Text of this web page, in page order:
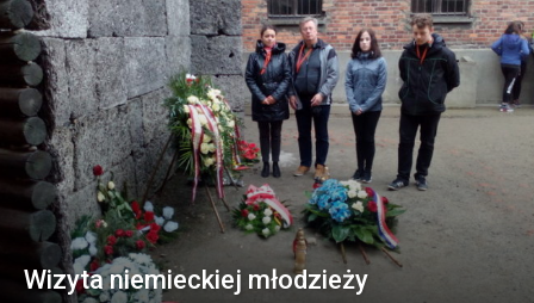
Wizyta niemieckiej młodzieży